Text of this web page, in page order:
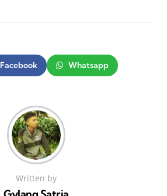
Facebook Whatsapp
Written by